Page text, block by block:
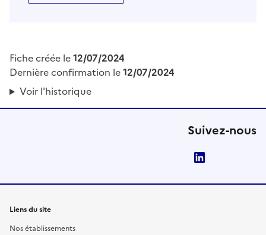
Fiche créée le12/07/2024
Dernière confirmation le12/07/2024
Voir l'historique
Suivez-nous
Liens du site
Nos établissements